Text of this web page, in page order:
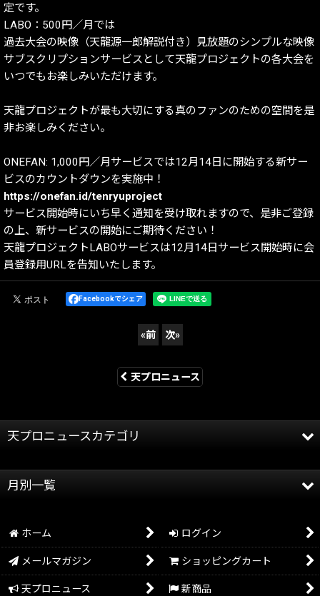
定です。
LABO：500円／月では
過去大会の映像（天龍源一郎解説付き）見放題のシンプルな映像
サブスクリプションサービスとして天龍プロジェクトの各大会を
いつでもお楽しみいただけます。
天龍プロジェクトが最も大切にする真のファンのための空間を是
非お楽しみください。
ONEFAN: 1,000円／月サービスでは12月14日に開始する新サー
ビスのカウントダウンを実施中！
https://onefan.id/tenryuproject
サービス開始時にいち早く通知を受け取れますので、是非ご登録
の上、新サービスの開始にご期待ください！
天龍プロジェクトLABOサービスは12月14日サービス開始時に会
員登録用URLを告知いたします。
Facebookでシェア
«前 次»
天プロニュース
天プロニュースカテゴリ
天龍プロジェクト
月別一覧
2024年
ホーム ログイン
メールマガジン ショッピングカート
天プロニュース 新商品